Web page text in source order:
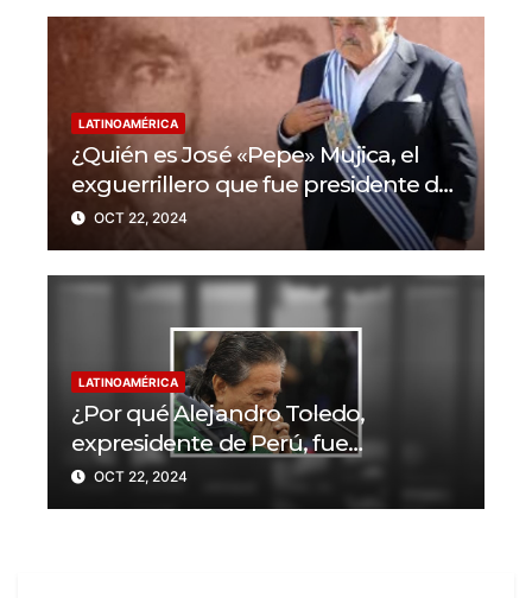
LATINOAMÉRICA
¿Quién es José «Pepe» Mujica, el
exguerrillero que fue presidente de
Uruguay?
OCT 22, 2024
LATINOAMÉRICA
¿Por qué Alejandro Toledo,
expresidente de Perú, fue
condenado a 20 años de prisión?
OCT 22, 2024